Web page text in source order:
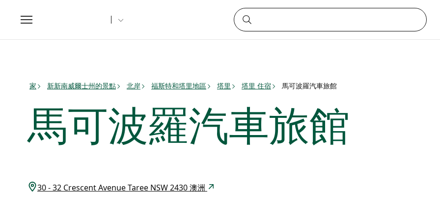
Toggle
navigation
家 新新南威爾士州的景點 北岸 福斯特和塔里地區 塔里 塔里 住宿 馬可波羅汽車旅館
馬可波羅汽車旅館
30 - 32 Crescent Avenue Taree NSW 2430 澳洲